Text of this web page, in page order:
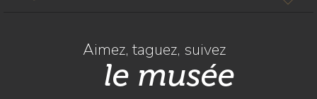
Aimez, taguez, suivez
le musée